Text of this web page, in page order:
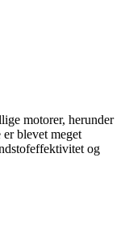
motorer, herunder
blevet meget
og